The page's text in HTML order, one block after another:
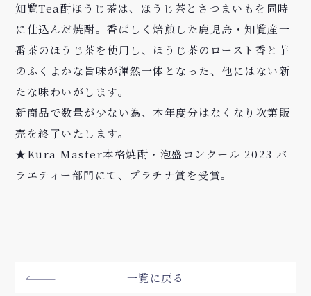
知覧Tea酎ほうじ茶は、ほうじ茶とさつまいもを同時
に仕込んだ焼酎。香ばしく焙煎した鹿児島・知覧産一
番茶のほうじ茶を使用し、ほうじ茶のロースト香と芋
のふくよかな旨味が渾然一体となった、他にはない新
たな味わいがします。
新商品で数量が少ない為、本年度分はなくなり次第販
売を終了いたします。
★Kura Master本格焼酎・泡盛コンクール 2023 バ
ラエティー部門にて、プラチナ賞を受賞。
一覧に戻る